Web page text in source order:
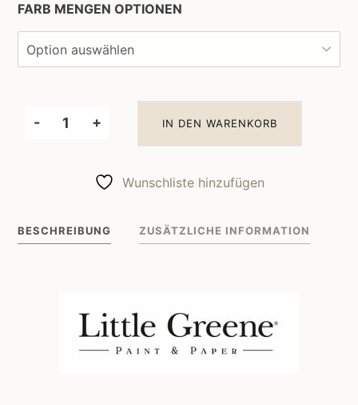
FARB MENGEN OPTIONEN
-
Little
Wandfarbe
63
+ IN DEN WARENKORB
Wunschliste hinzufügen
BESCHREIBUNG ZUSÄTZLICHE INFORMATION